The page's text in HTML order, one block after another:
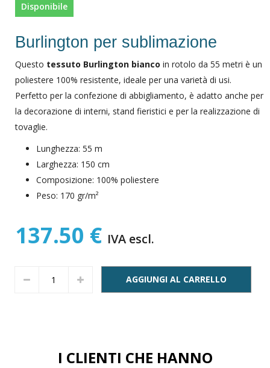
Disponibile
Burlington per sublimazione
Questo tessuto Burlington bianco in rotolo da 55 metri è un
poliestere 100% resistente, ideale per una varietà di usi.
Perfetto per la confezione di abbigliamento, è adatto anche per
la decorazione di interni, stand fieristici e per la realizzazione di
tovaglie.
Lunghezza: 55 m
Larghezza: 150 cm
Composizione: 100% poliestere
Peso: 170 gr/m²
137.50 € IVA escl.
AGGIUNGI AL CARRELLO
I CLIENTI CHE HANNO